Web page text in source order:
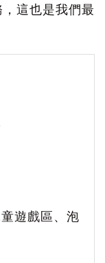
這也是我們最
遊戲區、泡